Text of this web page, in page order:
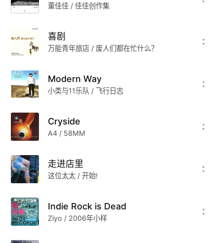
董佳佳 / 佳佳创作集
喜剧
万能青年旅店 / 废人们都在忙什么？
Modern Way
小类与11乐队 / 飞行日志
Cryside
A4 / 58MM
走进店里
这位太太 / 开始!
Indie Rock is Dead
Ziyo / 2006年小样